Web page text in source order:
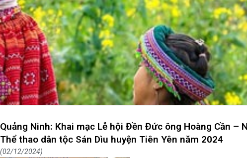
Quảng Ninh: Khai mạc Lễ hội Đền Đức ông Hoàng Cần –
Thể thao dân tộc Sán Dìu huyện Tiên Yên năm 2024
02/12/2024